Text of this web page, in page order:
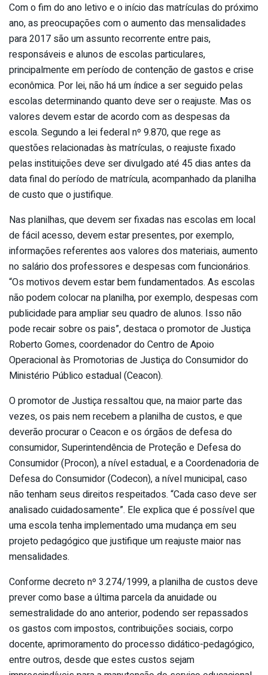
Com o fim do ano letivo e o início das matrículas do próximo
ano, as preocupações com o aumento das mensalidades
para 2017 são um assunto recorrente entre pais,
responsáveis e alunos de escolas particulares,
principalmente em período de contenção de gastos e crise
econômica. Por lei, não há um índice a ser seguido pelas
escolas determinando quanto deve ser o reajuste. Mas os
valores devem estar de acordo com as despesas da
escola. Segundo a lei federal nº 9.870, que rege as
questões relacionadas às matrículas, o reajuste fixado
pelas instituições deve ser divulgado até 45 dias antes da
data final do período de matrícula, acompanhado da planilha
de custo que o justifique.
Nas planilhas, que devem ser fixadas nas escolas em local
de fácil acesso, devem estar presentes, por exemplo,
informações referentes aos valores dos materiais, aumento
no salário dos professores e despesas com funcionários.
“Os motivos devem estar bem fundamentados. As escolas
não podem colocar na planilha, por exemplo, despesas com
publicidade para ampliar seu quadro de alunos. Isso não
pode recair sobre os pais”, destaca o promotor de Justiça
Roberto Gomes, coordenador do Centro de Apoio
Operacional às Promotorias de Justiça do Consumidor do
Ministério Público estadual (Ceacon).
O promotor de Justiça ressaltou que, na maior parte das
vezes, os pais nem recebem a planilha de custos, e que
deverão procurar o Ceacon e os órgãos de defesa do
consumidor, Superintendência de Proteção e Defesa do
Consumidor (Procon), a nível estadual, e a Coordenadoria de
Defesa do Consumidor (Codecon), a nível municipal, caso
não tenham seus direitos respeitados. “Cada caso deve ser
analisado cuidadosamente”. Ele explica que é possível que
uma escola tenha implementado uma mudança em seu
projeto pedagógico que justifique um reajuste maior nas
mensalidades.
Conforme decreto nº 3.274/1999, a planilha de custos deve
prever como base a última parcela da anuidade ou
semestralidade do ano anterior, podendo ser repassados
os gastos com impostos, contribuições sociais, corpo
docente, aprimoramento do processo didático-pedagógico,
entre outros, desde que estes custos sejam